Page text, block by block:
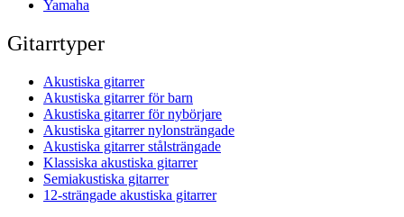
Yamaha
Gitarrtyper
Akustiska gitarrer
Akustiska gitarrer för barn
Akustiska gitarrer för nybörjare
Akustiska gitarrer nylonsträngade
Akustiska gitarrer stålsträngade
Klassiska akustiska gitarrer
Semiakustiska gitarrer
12-strängade akustiska gitarrer